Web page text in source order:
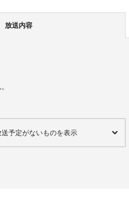
放送内容
予定がないものを表示